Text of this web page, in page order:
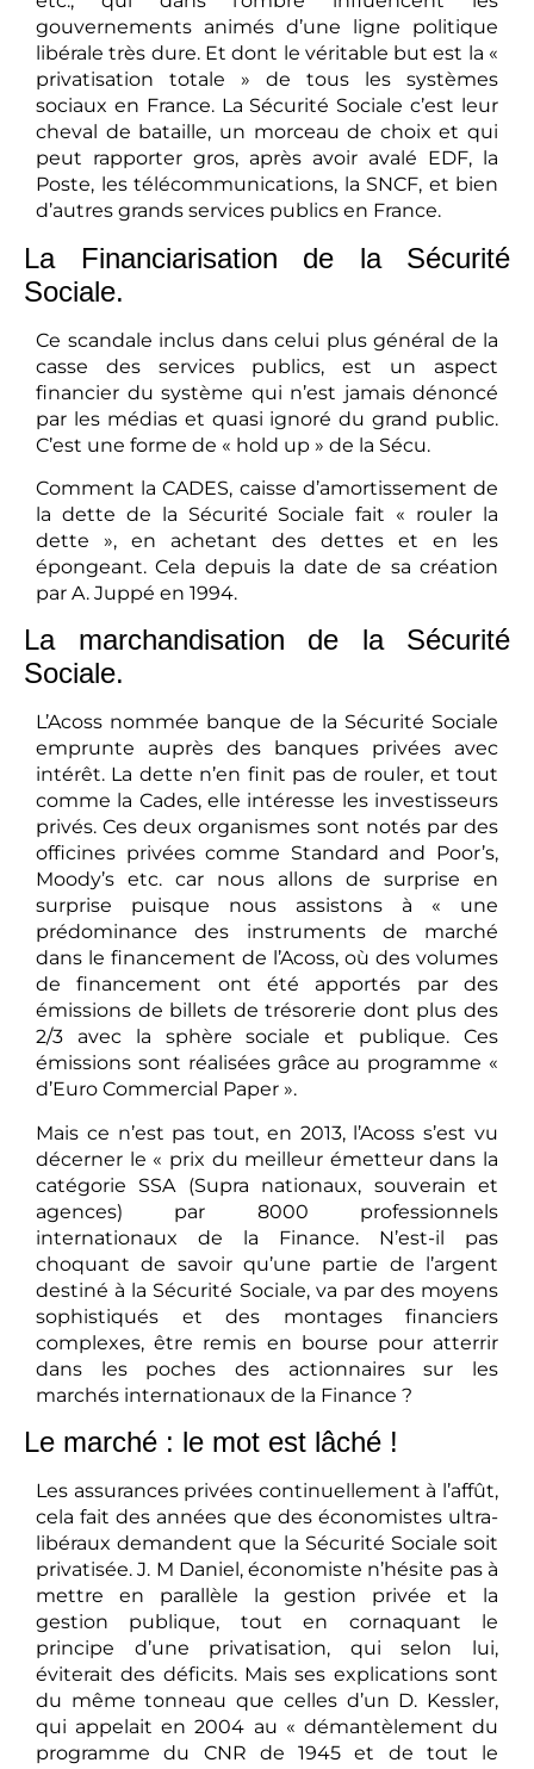
etc., qui dans l’ombre influencent les
gouvernements animés d’une ligne politique
libérale très dure. Et dont le véritable but est la «
privatisation totale » de tous les systèmes
sociaux en France. La Sécurité Sociale c’est leur
cheval de bataille, un morceau de choix et qui
peut rapporter gros, après avoir avalé EDF, la
Poste, les télécommunications, la SNCF, et bien
d’autres grands services publics en France.
La Financiarisation de la Sécurité
Sociale.
Ce scandale inclus dans celui plus général de la
casse des services publics, est un aspect
financier du système qui n’est jamais dénoncé
par les médias et quasi ignoré du grand public.
C’est une forme de « hold up » de la Sécu.
Comment la CADES, caisse d’amortissement de
la dette de la Sécurité Sociale fait « rouler la
dette », en achetant des dettes et en les
épongeant. Cela depuis la date de sa création
par A. Juppé en 1994.
La marchandisation de la Sécurité
Sociale.
L’Acoss nommée banque de la Sécurité Sociale
emprunte auprès des banques privées avec
intérêt. La dette n’en finit pas de rouler, et tout
comme la Cades, elle intéresse les investisseurs
privés. Ces deux organismes sont notés par des
officines privées comme Standard and Poor’s,
Moody’s etc. car nous allons de surprise en
surprise puisque nous assistons à « une
prédominance des instruments de marché
dans le financement de l’Acoss, où des volumes
de financement ont été apportés par des
émissions de billets de trésorerie dont plus des
2/3 avec la sphère sociale et publique. Ces
émissions sont réalisées grâce au programme «
d’Euro Commercial Paper ».
Mais ce n’est pas tout, en 2013, l’Acoss s’est vu
décerner le « prix du meilleur émetteur dans la
catégorie SSA (Supra nationaux, souverain et
agences) par 8000 professionnels
internationaux de la Finance. N’est-il pas
choquant de savoir qu’une partie de l’argent
destiné à la Sécurité Sociale, va par des moyens
sophistiqués et des montages financiers
complexes, être remis en bourse pour atterrir
dans les poches des actionnaires sur les
marchés internationaux de la Finance ?
Le marché : le mot est lâché !
Les assurances privées continuellement à l’affût,
cela fait des années que des économistes ultra-
libéraux demandent que la Sécurité Sociale soit
privatisée. J. M Daniel, économiste n’hésite pas à
mettre en parallèle la gestion privée et la
gestion publique, tout en cornaquant le
principe d’une privatisation, qui selon lui,
éviterait des déficits. Mais ses explications sont
du même tonneau que celles d’un D. Kessler,
qui appelait en 2004 au « démantèlement du
programme du CNR de 1945 et de tout le